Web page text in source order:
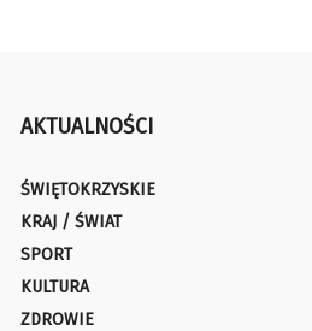
AKTUALNOŚCI
ŚWIĘTOKRZYSKIE
KRAJ / ŚWIAT
SPORT
KULTURA
ZDROWIE